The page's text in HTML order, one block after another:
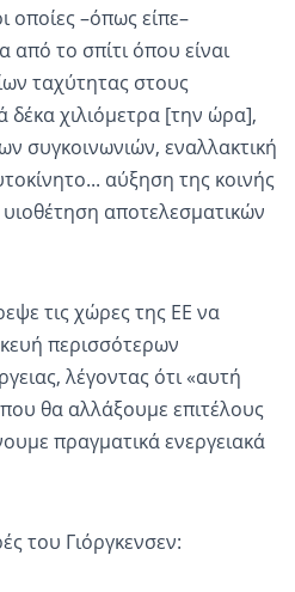
οποίες –όπως είπε–
από το σπίτι όπου είναι
ταχύτητας στους
δέκα χιλιόμετρα [την ώρα],
συγκοινωνιών, εναλλακτική
αύξηση της κοινής
αποτελεσματικών
τις χώρες της ΕΕ να
περισσότερων
λέγοντας ότι «αυτή
θα αλλάξουμε επιτέλους
πραγματικά ενεργειακά
του Γιόργκενσεν: